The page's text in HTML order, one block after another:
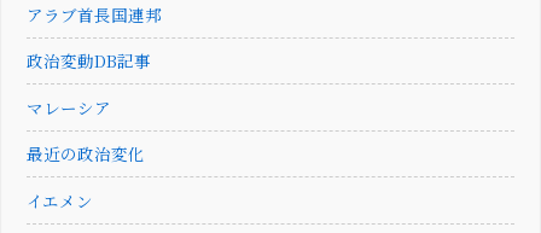
アラブ首長国連邦
政治変動DB記事
マレーシア
最近の政治変化
イエメン